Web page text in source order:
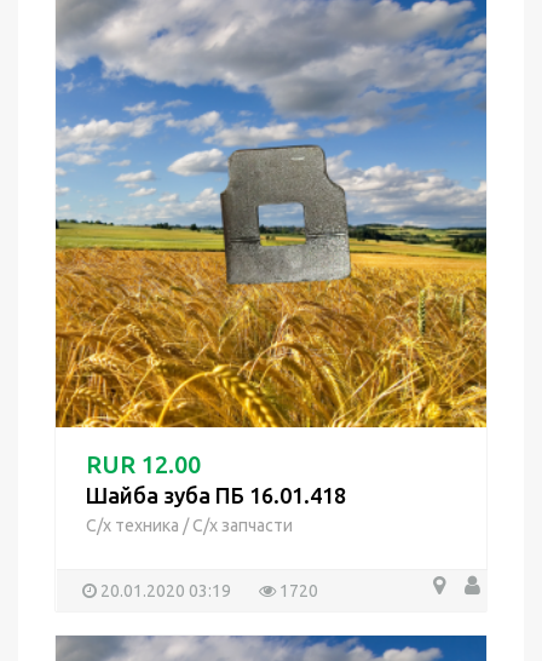
RUR 12.00
Шайба зуба ПБ 16.01.418
С/х техника /С/х запчасти
20.01.2020 03:19 1720